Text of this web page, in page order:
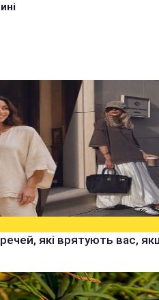
які врятують вас,